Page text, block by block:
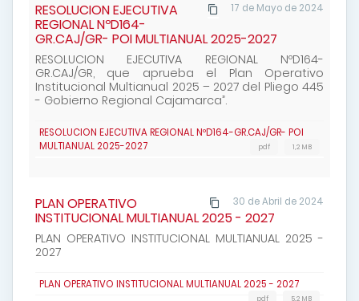
17 de Mayo de 2024
RESOLUCION EJECUTIVA
REGIONAL NºD164-
GR.CAJ/GR- POI MULTIANUAL 2025-2027
RESOLUCION EJECUTIVA REGIONAL NºD164-
GR.CAJ/GR, que aprueba el Plan Operativo
Institucional Multianual 2025 – 2027 del Pliego 445
- Gobierno Regional Cajamarca”.
RESOLUCION EJECUTIVA REGIONAL NºD164-GR.CAJ/GR- POI
MULTIANUAL 2025-2027
1,2 MB
pdf
30 de Abril de 2024
PLAN OPERATIVO
INSTITUCIONAL MULTIANUAL 2025 - 2027
PLAN OPERATIVO INSTITUCIONAL MULTIANUAL 2025 -
2027
PLAN OPERATIVO INSTITUCIONAL MULTIANUAL 2025 - 2027
5,2 MB
pdf